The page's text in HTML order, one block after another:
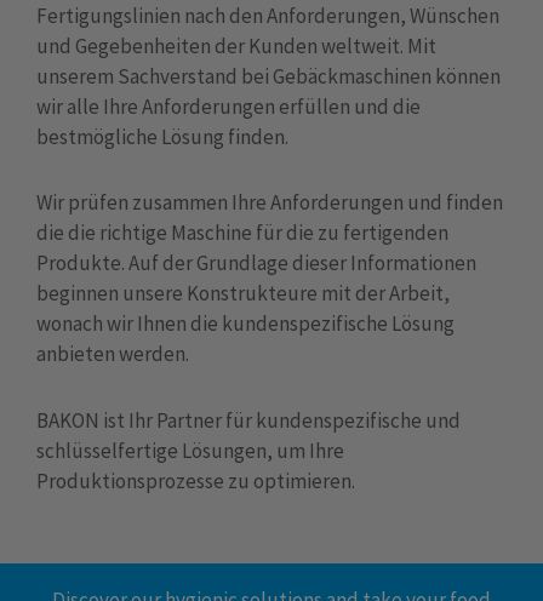
Fertigungslinien nach den Anforderungen, Wünschen
und Gegebenheiten der Kunden weltweit. Mit
unserem Sachverstand bei Gebäckmaschinen können
wir alle Ihre Anforderungen erfüllen und die
bestmögliche Lösung finden.
Wir prüfen zusammen Ihre Anforderungen und finden
die die richtige Maschine für die zu fertigenden
Produkte. Auf der Grundlage dieser Informationen
beginnen unsere Konstrukteure mit der Arbeit,
wonach wir Ihnen die kundenspezifische Lösung
anbieten werden.
BAKON ist Ihr Partner für kundenspezifische und
schlüsselfertige Lösungen, um Ihre
Produktionsprozesse zu optimieren.